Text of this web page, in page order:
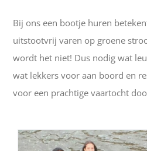
Bij ons een bootje huren
uitstootvrij varen op groene
wordt het niet! Dus nodig wat
wat lekkers voor aan boord en
voor een prachtige vaartocht